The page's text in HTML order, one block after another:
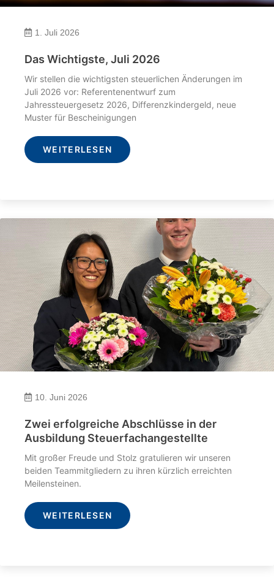
1. Juli 2026
Das Wichtigste, Juli 2026
Wir stellen die wichtigsten steuerlichen Änderungen im
Juli 2026 vor: Referentenentwurf zum
Jahressteuergesetz 2026, Differenzkindergeld, neue
Muster für Bescheinigungen
WEITERLESEN
10. Juni 2026
Zwei erfolgreiche Abschlüsse in der
Ausbildung Steuerfachangestellte
Mit großer Freude und Stolz gratulieren wir unseren
beiden Teammitgliedern zu ihren kürzlich erreichten
Meilensteinen.
WEITERLESEN